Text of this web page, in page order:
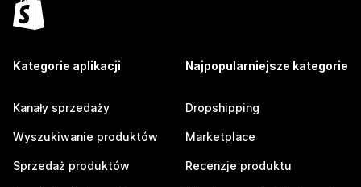
Kategorie aplikacji
Kanały sprzedaży
Wyszukiwanie produktów
Sprzedaż produktów
Najpopularniejsze kategorie
Dropshipping
Marketplace
Recenzje produktu